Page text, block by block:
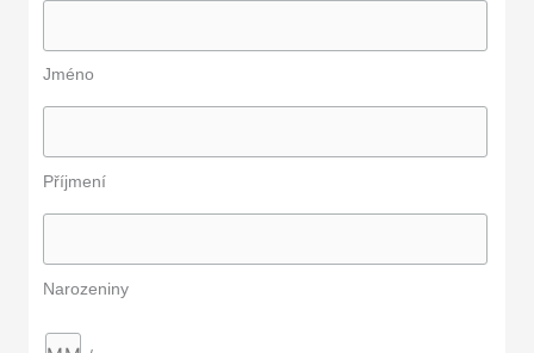
Jméno
Příjmení
Narozeniny